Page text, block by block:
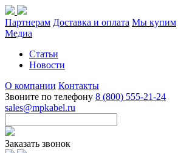
Партнерам Доставка и оплата Мы купим
Медиа
Статьи
Новости
О компании Контакты
Звоните по телефону 8 (800) 555-21-24
sales@mpkabel.ru
Заказать звонок